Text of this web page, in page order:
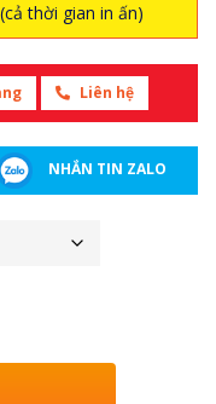
thời gian in ấn)
Liên hệ
NHẮN TIN ZALO